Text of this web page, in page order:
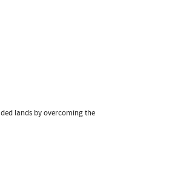
lands by overcoming the